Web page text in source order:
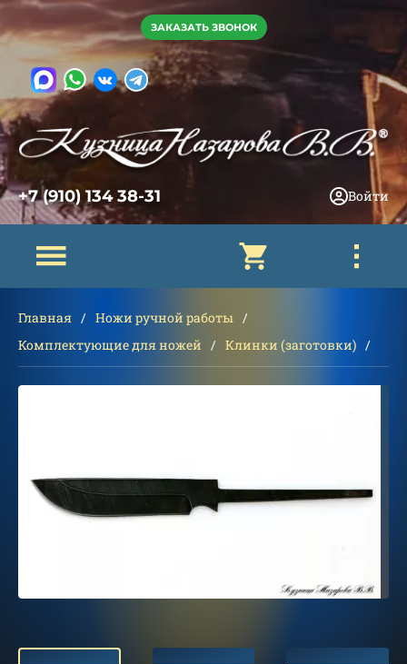
ЗАКАЗАТЬ ЗВОНОК
+7 (910) 134 38-31 Войти
Главная
Ножи ручной работы
Комплектующие для ножей
Клинки (заготовки)